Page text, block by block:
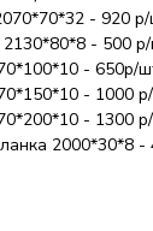
- 920
- 500
- 650р/
- 1000
- 1300
2000*30*8 -